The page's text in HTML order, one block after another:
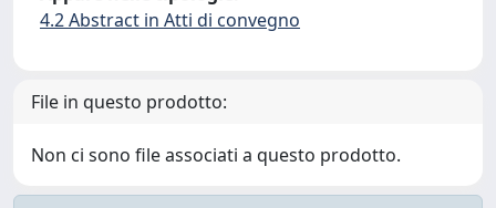
4.2 Abstract in Atti di convegno
File in questo prodotto:
Non ci sono file associati a questo prodotto.